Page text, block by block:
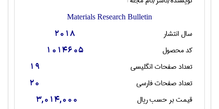
Materials Research Bulletin
سال انتشار 2018
کد محصول 1014605
تعداد صفحات انگليسی 19
تعداد صفحات فارسی 20
قیمت بر حسب ریال 3,014,000